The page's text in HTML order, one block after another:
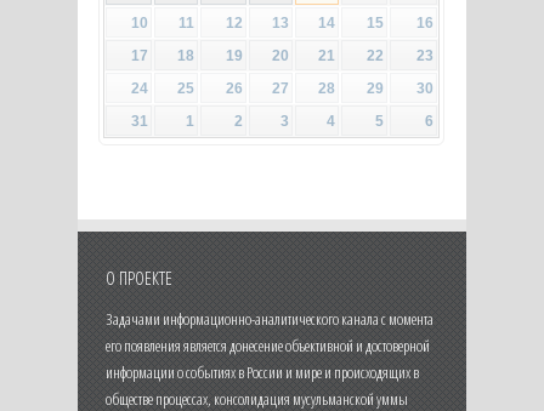
10
11 12 13 14 15
16
17
18 19 20 21 22
23
24
25 26 27 28 29
30
31
1 2 3 4 5 6
О ПРОЕКТЕ
Задачами информационно-аналитического канала с момента
его появления является донесение объективной и достоверной
информации о событиях в России и мире и происходящих в
обществе процессах, консолидация мусульманской уммы